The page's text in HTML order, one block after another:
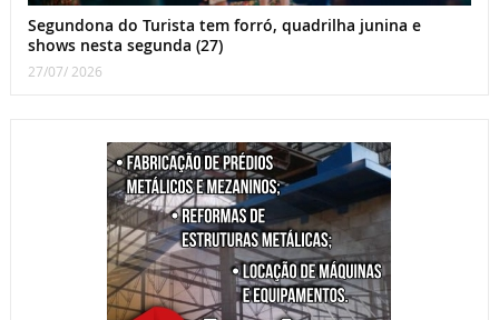
Segundona do Turista tem forró, quadrilha junina e
shows nesta segunda (27)
27/07/ 2026